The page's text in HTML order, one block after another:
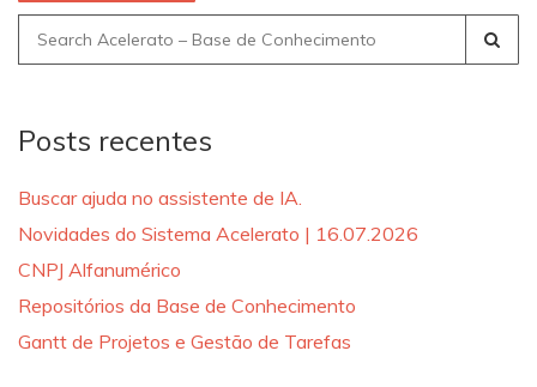
Search
for:
Posts recentes
Buscar ajuda no assistente de IA.
Novidades do Sistema Acelerato | 16.07.2026
CNPJ Alfanumérico
Repositórios da Base de Conhecimento
Gantt de Projetos e Gestão de Tarefas